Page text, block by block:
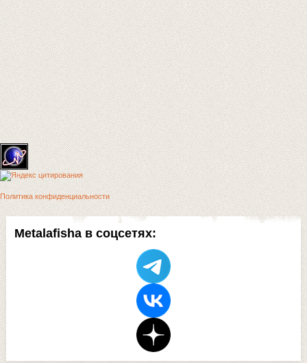
Metalafisha в соцсетях:
Политика конфиденциальности